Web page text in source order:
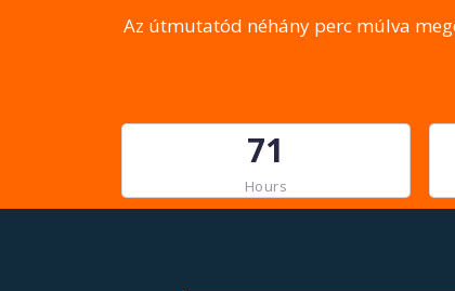
Az útmutatód néhány perc múlva
71
Hours